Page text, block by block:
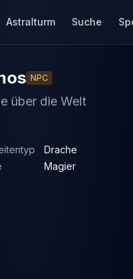
Astralturm Suche
NPC
über die Welt
Drache
Magier